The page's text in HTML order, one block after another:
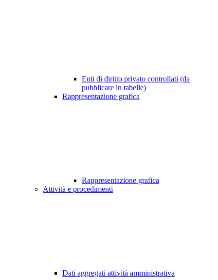
Enti di diritto privato controllati (da
pubblicare in tabelle)
Rappresentazione grafica
Rappresentazione grafica
Attività e procedimenti
Dati aggregati attività amministrativa